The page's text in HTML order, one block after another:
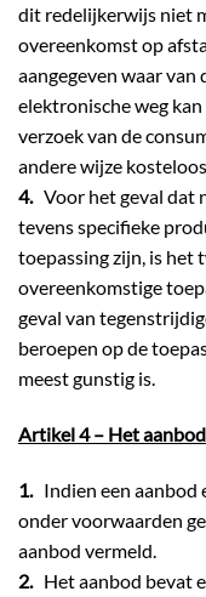
dit redelijkerwijs niet
overeenkomst op
aangegeven waar van
elektronische weg
verzoek van de
andere wijze
4.Voor het geval dat
tevens specifieke
toepassing zijn, is het
overeenkomstige
geval van
beroepen op de
meest gunstig is.
Artikel 4 – Het aanbod
1. Indien een aanbod
onder voorwaarden
aanbod vermeld.
2. Het aanbod bevat